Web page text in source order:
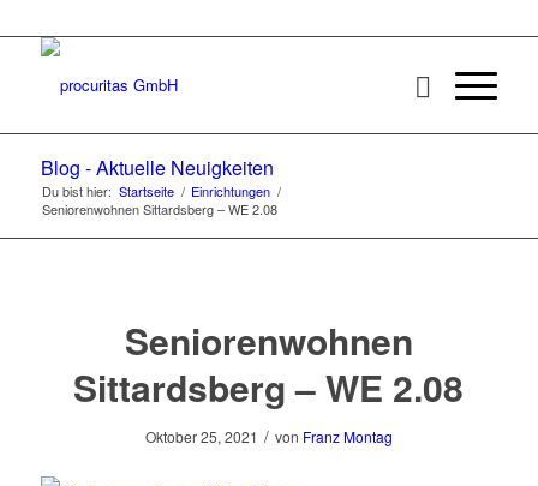
Blog - Aktuelle Neuigkeiten
Du bist hier: Startseite / Einrichtungen /
Seniorenwohnen Sittardsberg – WE 2.08
Seniorenwohnen
Sittardsberg – WE 2.08
Oktober 25, 2021 / von Franz Montag